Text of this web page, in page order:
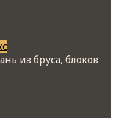
из бруса, блоков